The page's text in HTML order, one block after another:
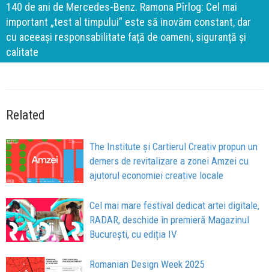
140 de ani de Mercedes-Benz. Ramona Pîrlog: Cel mai
important „test al timpului” este să inovăm constant, dar
cu aceeași responsabilitate față de oameni, siguranță și
calitate
Related
The Institute și Cartierul Creativ propun un
demers de revitalizare a zonei Amzei cu
ajutorul economiei creative locale
Cel mai mare festival dedicat artei digitale,
RADAR, deschide în premieră Magazinul
București, cu ediția IV
Romanian Design Week 2025